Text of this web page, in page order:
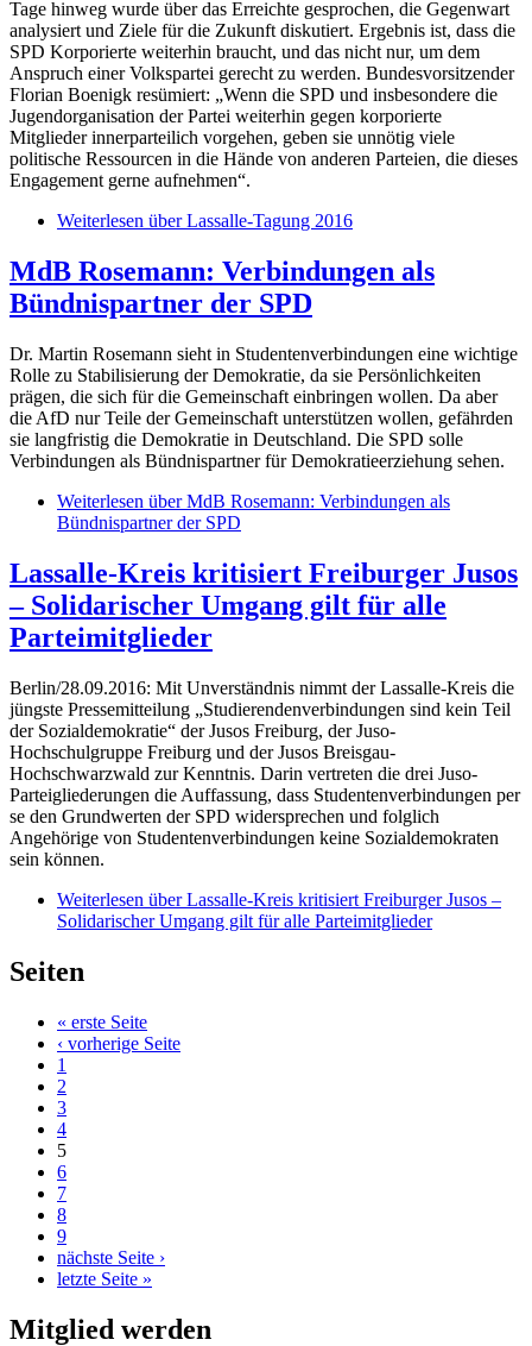
Tage hinweg wurde über das Erreichte gesprochen, die Gegenwart
analysiert und Ziele für die Zukunft diskutiert. Ergebnis ist, dass die
SPD Korporierte weiterhin braucht, und das nicht nur, um dem
Anspruch einer Volkspartei gerecht zu werden. Bundesvorsitzender
Florian Boenigk resümiert: „Wenn die SPD und insbesondere die
Jugendorganisation der Partei weiterhin gegen korporierte
Mitglieder innerparteilich vorgehen, geben sie unnötig viele
politische Ressourcen in die Hände von anderen Parteien, die dieses
Engagement gerne aufnehmen“.
Weiterlesen über Lassalle-Tagung 2016
MdB Rosemann: Verbindungen als
Bündnispartner der SPD
Dr. Martin Rosemann sieht in Studentenverbindungen eine wichtige
Rolle zu Stabilisierung der Demokratie, da sie Persönlichkeiten
prägen, die sich für die Gemeinschaft einbringen wollen. Da aber
die AfD nur Teile der Gemeinschaft unterstützen wollen, gefährden
sie langfristig die Demokratie in Deutschland. Die SPD solle
Verbindungen als Bündnispartner für Demokratieerziehung sehen.
Weiterlesen über MdB Rosemann: Verbindungen als
Bündnispartner der SPD
Lassalle-Kreis kritisiert Freiburger Jusos
– Solidarischer Umgang gilt für alle
Parteimitglieder
Berlin/28.09.2016: Mit Unverständnis nimmt der Lassalle-Kreis die
jüngste Pressemitteilung „Studierendenverbindungen sind kein Teil
der Sozialdemokratie“ der Jusos Freiburg, der Juso-
Hochschulgruppe Freiburg und der Jusos Breisgau-
Hochschwarzwald zur Kenntnis. Darin vertreten die drei Juso-
Parteigliederungen die Auffassung, dass Studentenverbindungen per
se den Grundwerten der SPD widersprechen und folglich
Angehörige von Studentenverbindungen keine Sozialdemokraten
sein können.
Weiterlesen über Lassalle-Kreis kritisiert Freiburger Jusos –
Solidarischer Umgang gilt für alle Parteimitglieder
Seiten
« erste Seite
‹ vorherige Seite
1
2
3
4
5
6
7
8
9
nächste Seite ›
letzte Seite »
Mitglied werden